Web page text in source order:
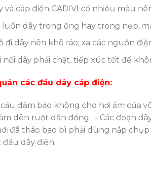
và cáp điện CADIVI có nhiều màu
luồn dây trong ống hay trong nẹp,
đi dây nên khô ráo; xa các nguồn
nối dây phải chặt, tiếp xúc tốt để
các đầu dây cáp điện:
cầu đảm bảo không cho hơi ẩm của
dên ruột dẫn đồng…- Các đoạn
đã tháo bao bì phải dùng nắp
đầu dây điện.